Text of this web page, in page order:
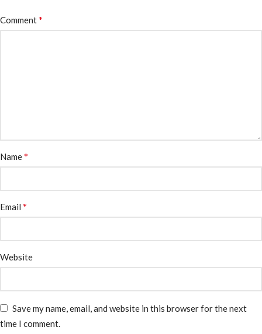
Comment*
Name*
Email *
Website
Save my name, email, and website in this browser for the next
time I comment.